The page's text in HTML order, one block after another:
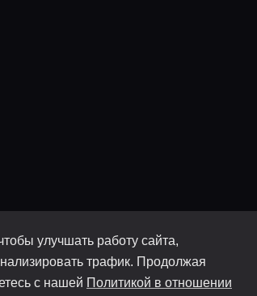
улучшать работу сайта,
трафик. Продолжая
с нашей Политикой в отношении